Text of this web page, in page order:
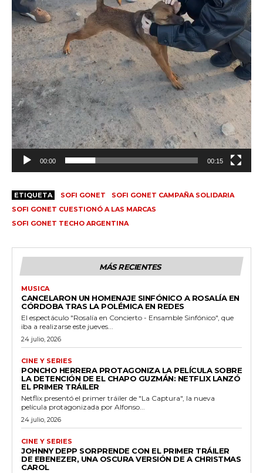
00:00 00:15
ETIQUETA SOFI GONET
SOFI GONET CAMPAÑA SOLIDARIA
SOFI GONET CUESTIONÓ A LAS MARCAS
SOFI GONET TECHO ARGENTINA
MÁS RECIENTES
MUSICA
CANCELARON UN HOMENAJE SINFÓNICO A ROSALÍA EN
CÓRDOBA TRAS LA POLÉMICA EN REDES
El espectáculo "Rosalía en Concierto - Ensamble Sinfónico", que
iba a realizarse este jueves...
24 julio, 2026
CINE Y SERIES
PONCHO HERRERA PROTAGONIZA LA PELÍCULA SOBRE
LA DETENCIÓN DE EL CHAPO GUZMÁN: NETFLIX LANZÓ
EL PRIMER TRÁILER
Netflix presentó el primer tráiler de "La Captura", la nueva
película protagonizada por Alfonso...
24 julio, 2026
CINE Y SERIES
JOHNNY DEPP SORPRENDE CON EL PRIMER TRÁILER
DE EBENEZER, UNA OSCURA VERSIÓN DE A CHRISTMAS
CAROL